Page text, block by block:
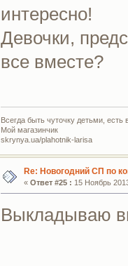
интересно!
Девочки,
все вместе?
Всегда быть чуточку детьми,
Мой магазинчик
skrynya.ua/plahotnik-larisa
Re: Новогодний СП по
« Ответ #25 : 15 Ноябрь
Выкладываю